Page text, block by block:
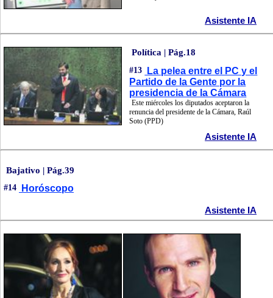
Asistente IA
Política | Pág.18
#13
La pelea entre el PC y el
Partido de la Gente por la
presidencia de la Cámara
Este miércoles los diputados aceptaron la
renuncia del presidente de la Cámara, Raúl
Soto (PPD)
Asistente IA
Bajativo | Pág.39
#14 Horóscopo
Asistente IA